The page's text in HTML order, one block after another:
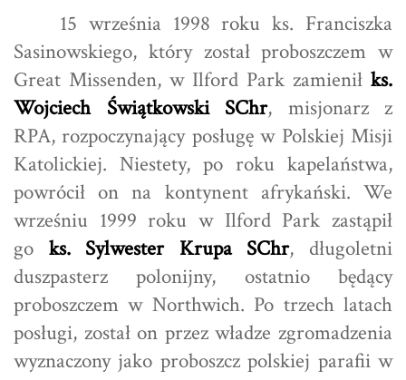
15 września 1998 roku ks. Franciszka
Sasinowskiego, który został proboszczem w
Great Missenden, w Ilford Park zamienił ks.
Wojciech Świątkowski SChr, misjonarz z
RPA, rozpoczynający posługę w Polskiej Misji
Katolickiej. Niestety, po roku kapelaństwa,
powrócił on na kontynent afrykański. We
wrześniu 1999 roku w Ilford Park zastąpił
go ks. Sylwester Krupa SChr, długoletni
duszpasterz polonijny, ostatnio będący
proboszczem w Northwich. Po trzech latach
posługi, został on przez władze zgromadzenia
wyznaczony jako proboszcz polskiej parafii w